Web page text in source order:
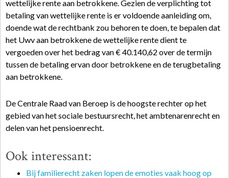
wettelijke rente aan betrokkene. Gezien de verplichting tot
betaling van wettelijke rente is er voldoende aanleiding om,
doende wat de rechtbank zou behoren te doen, te bepalen dat
het Uwv aan betrokkene de wettelijke rente dient te
vergoeden over het bedrag van € 40.140,62 over de termijn
tussen de betaling ervan door betrokkene en de terugbetaling
aan betrokkene.
De Centrale Raad van Beroep is de hoogste rechter op het
gebied van het sociale bestuursrecht, het ambtenarenrecht en
delen van het pensioenrecht.
Ook interessant:
Bij familierecht zaken lopen de emoties vaak hoog op